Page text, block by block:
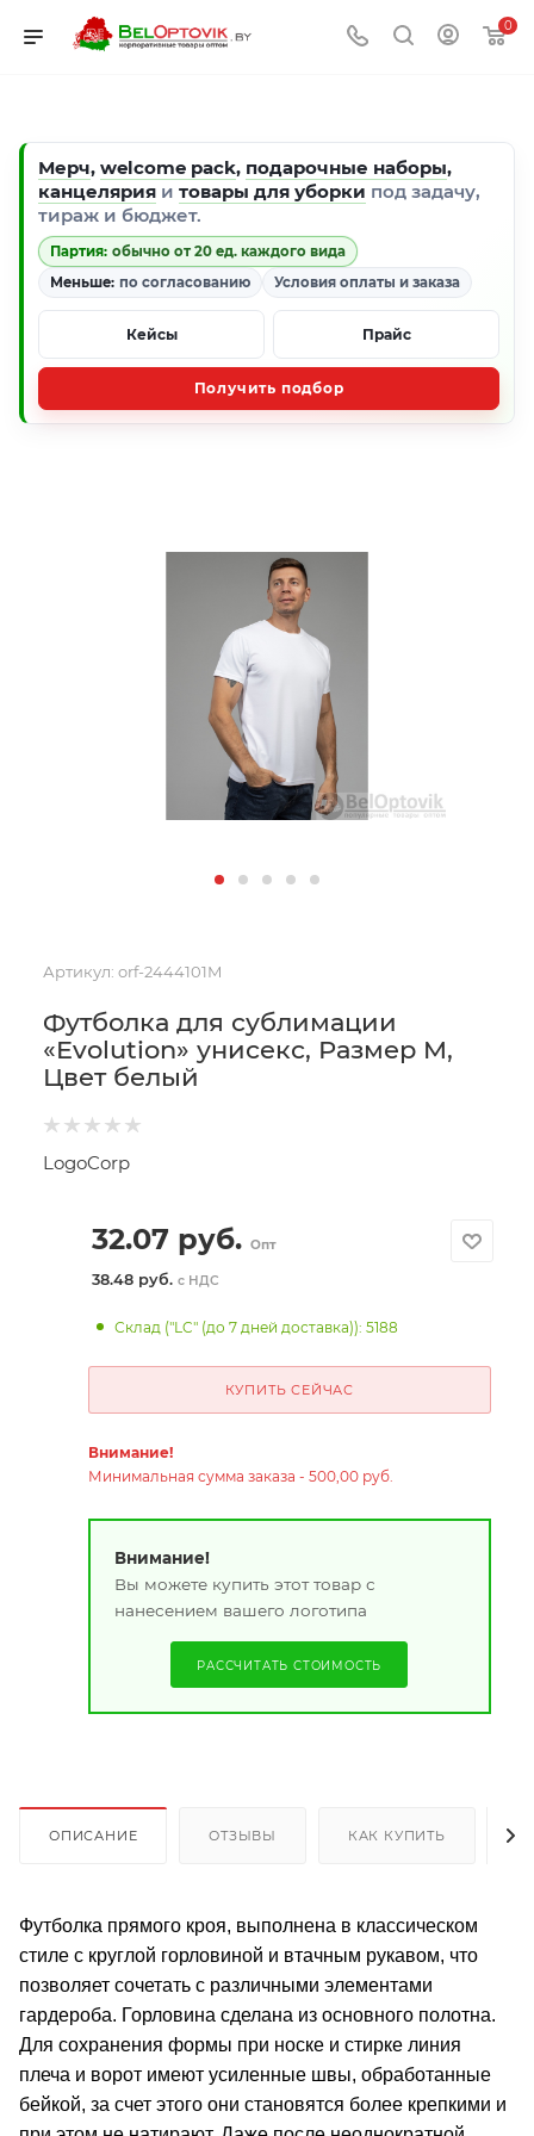
0
Мерч, welcome pack, подарочные наборы,
канцелярия и товары для уборки под задачу,
тираж и бюджет.
Партия: обычно от 20 ед. каждого вида
Меньше: по согласованию Условия оплаты и заказа
Кейсы Прайс
Получить подбор
Артикул: orf-2444101M
Футболка для сублимации
«Evolution» унисекс, Размер M,
Цвет белый
LogoCorp
32.07 руб. Опт
38.48 руб. с НДС
Склад ("LC" (до 7 дней доставка)): 5188
КУПИТЬ СЕЙЧАС
Внимание!
Минимальная сумма заказа - 500,00 руб.
Внимание!
Вы можете купить этот товар с
нанесением вашего логотипа
РАССЧИТАТЬ СТОИМОСТЬ
ОПИСАНИЕ ОТЗЫВЫ КАК КУПИТЬ
Футболка прямого кроя, выполнена в классическом
стиле с круглой горловиной и втачным рукавом, что
позволяет сочетать с различными элементами
гардероба. Горловина сделана из основного полотна.
Для сохранения формы при носке и стирке линия
плеча и ворот имеют усиленные швы, обработанные
бейкой, за счет этого они становятся более крепкими и